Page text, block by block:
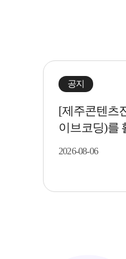
공지
[제주콘텐츠
이브코딩)를
2026-08-06